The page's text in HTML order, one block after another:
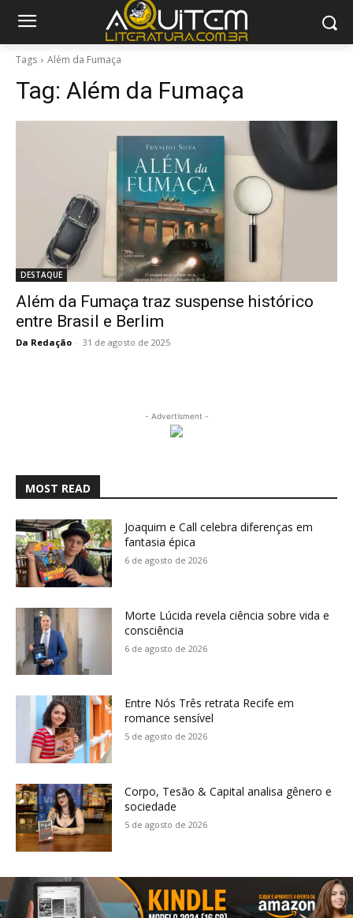
Tags Além da Fumaça
Tag: Além da Fumaça
DESTAQUE
Além da Fumaça traz suspense histórico
entre Brasil e Berlim
Da Redação - 31 de agosto de 2025
- Advertisment -
MOST READ
Joaquim e Call celebra diferenças em
fantasia épica
6 de agosto de 2026
Morte Lúcida revela ciência sobre vida e
consciência
6 de agosto de 2026
Entre Nós Três retrata Recife em
romance sensível
5 de agosto de 2026
Corpo, Tesão & Capital analisa gênero e
sociedade
5 de agosto de 2026